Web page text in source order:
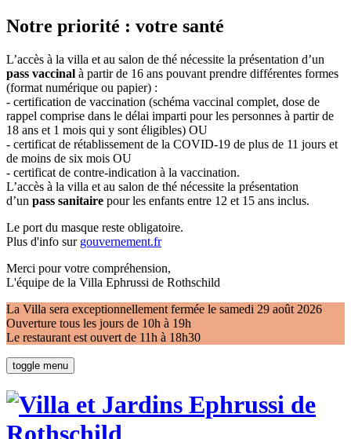
Notre priorité : votre santé
L’accès à la villa et au salon de thé nécessite la présentation d’un
pass vaccinal à partir de 16 ans pouvant prendre différentes formes
(format numérique ou papier) :
- certification de vaccination (schéma vaccinal complet, dose de
rappel comprise dans le délai imparti pour les personnes à partir de
18 ans et 1 mois qui y sont éligibles) OU
- certificat de rétablissement de la COVID-19 de plus de 11 jours et
de moins de six mois OU
- certificat de contre-indication à la vaccination.
L’accès à la villa et au salon de thé nécessite la présentation
d’un pass sanitaire pour les enfants entre 12 et 15 ans inclus.
Le port du masque reste obligatoire.
Plus d'info sur gouvernement.fr
Merci pour votre compréhension,
L'équipe de la Villa Ephrussi de Rothschild
La Villa sera exceptionnellement fermée le samedi 29 août 2026
Ouverture tous les jours de 10h à 19h
Le restaurant est ouvert de 11h à 18h30
toggle menu